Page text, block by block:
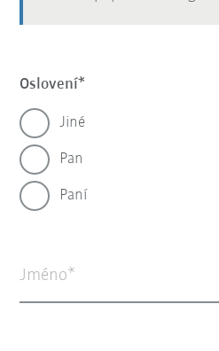
Oslovení
Jiné
Pan
Paní
Jméno